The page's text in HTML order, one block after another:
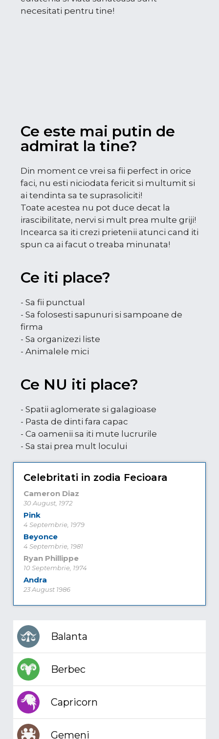
necesitati pentru tine!
Ce este mai putin de
admirat la tine?
Din moment ce vrei sa fii perfect in orice
faci, nu esti niciodata fericit si multumit si
ai tendinta sa te suprasoliciti!
Toate acestea nu pot duce decat la
irascibilitate, nervi si mult prea multe griji!
Incearca sa iti crezi prietenii atunci cand iti
spun ca ai facut o treaba minunata!
Ce iti place?
- Sa fii punctual
- Sa folosesti sapunuri si sampoane de
firma
- Sa organizezi liste
- Animalele mici
Ce NU iti place?
- Spatii aglomerate si galagioase
- Pasta de dinti fara capac
- Ca oamenii sa iti mute lucrurile
- Sa stai prea mult locului
Celebritati in zodia Fecioara
Cameron Diaz
30 August, 1972
Pink
4 Septembrie, 1979
Beyonce
4 Septembrie, 1981
Ryan Phillippe
10 Septembrie, 1974
Andra
23 August 1986
Balanta
Berbec
Capricorn
Gemeni